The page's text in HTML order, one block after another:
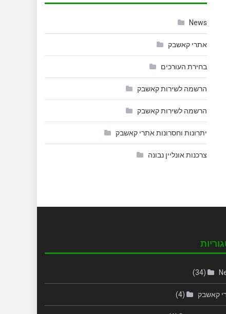
News
אתרי קאשבק
בחירת העורכים
הרשמה לשירות קאשבק
הרשמה לשירות קאשבק
יתרונות וחסרונות אתרי קאשבק
צרכנות אונליין נבונה
(34)
קאשבק (4)